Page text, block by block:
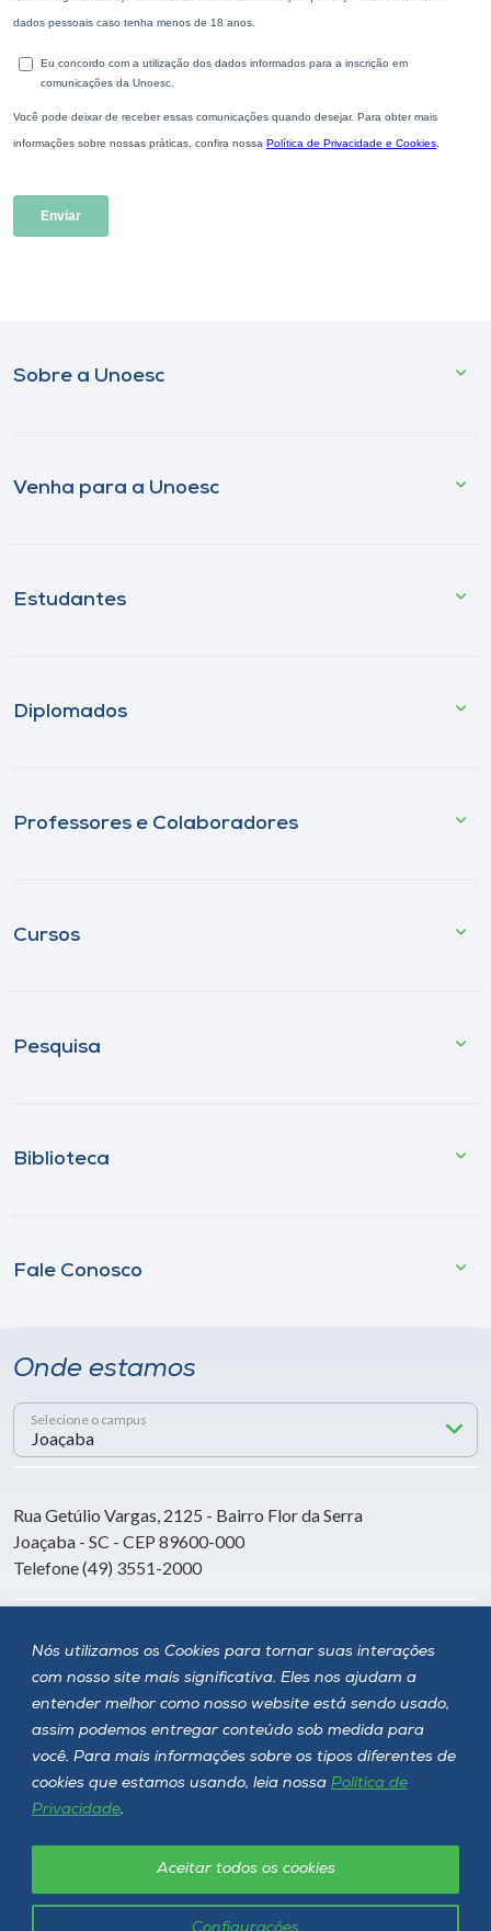
Nós utilizamos os Cookies para tornar suas interações
com nosso site mais significativa. Eles nos ajudam a
entender melhor como nosso website está sendo usado,
assim podemos entregar conteúdo sob medida para
você. Para mais informações sobre os tipos diferentes de
cookies que estamos usando, leia nossa Política de
Privacidade.
Configurações
Aceitar todos os cookies
Sobre a Unoesc
Venha para a Unoesc
Estudantes
Diplomados
Professores e Colaboradores
Cursos
Pesquisa
Biblioteca
Fale Conosco
Onde estamos
Selecione o campus
Rua Getúlio Vargas, 2125 - Bairro Flor da Serra
Joaçaba - SC - CEP 89600-000
Telefone (49) 3551-2000
Siga a Unoesc
Unoesc © 2026 - Todos os direitos reservados
Política de privacidade LGPD